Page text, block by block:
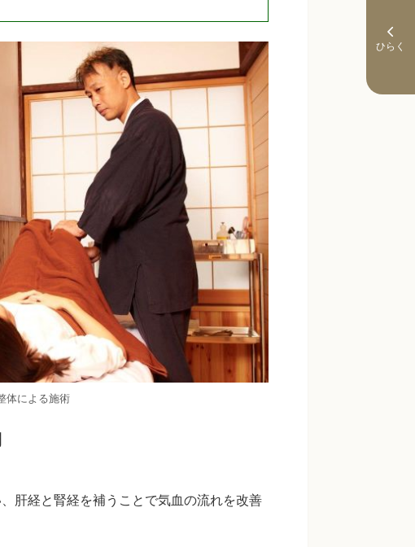
体による施術
肝経と腎経を補うことで気血の流れを改善